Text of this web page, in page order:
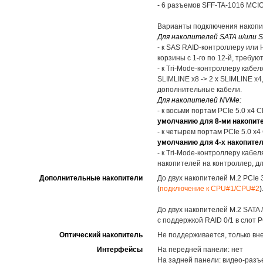
- 6 разъемов SFF-TA-1016
Варианты подключения
Для накопителей SATA и/или
- к SAS RAID-контроллеру или
корзины с 1-го по 12-й,
- к Tri-Mode-контроллеру
SLIMLINE x8 -> 2 x SLIMLINE
дополнительные кабели.
Для накопителей NVMe:
- к восьми портам PCIe 5.0 x4
умолчанию для 8-ми
- к четырем портам PCIe 5.0
умолчанию для 4-х
- к Tri-Mode-контроллеру
накопителей на контроллер,
Дополнительные накопители
До двух накопителей M.2
(подключение к CPU#1/CPU#2).
До двух накопителей M.2
с поддержкой RAID 0/1 в слот
Оптический накопитель
Не поддерживается, только
Интерфейсы
На передней панели: нет
На задней панели: видео-